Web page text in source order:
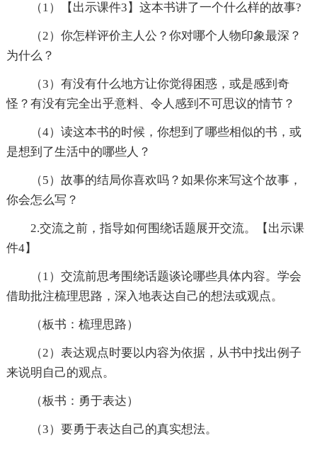
（1）【出示课件3】这本书讲了一个什么样的故事?
（2）你怎样评价主人公？你对哪个人物印象最深？
为什么？
（3）有没有什么地方让你觉得困惑，或是感到奇
怪？有没有完全出乎意料、令人感到不可思议的情节？
（4）读这本书的时候，你想到了哪些相似的书，或
是想到了生活中的哪些人？
（5）故事的结局你喜欢吗？如果你来写这个故事，
你会怎么写？
2.交流之前，指导如何围绕话题展开交流。【出示课
件4】
（1）交流前思考围绕话题谈论哪些具体内容。学会
借助批注梳理思路，深入地表达自己的想法或观点。
（板书：梳理思路）
（2）表达观点时要以内容为依据，从书中找出例子
来说明自己的观点。
（板书：勇于表达）
（3）要勇于表达自己的真实想法。